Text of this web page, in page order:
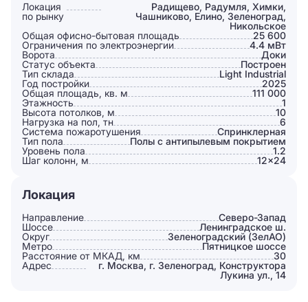
Локация
по рынку
Радищево, Радумля, Химки,
Чашниково, Елино, Зеленоград,
Никольское
Общая офисно-бытовая площадь
25 600
Ограничения по электроэнергии
4.4 мВт
Ворота
Доки
Статус объекта
Построен
Тип склада
Light Industrial
Год постройки
2025
Общая площадь, кв. м
111 000
Этажность
1
Высота потолков, м
10
Нагрузка на пол, тн
6
Система пожаротушения
Спринклерная
Тип пола
Полы с антипылевым покрытием
Уровень пола
1.2
Шаг колонн, м
12×24
Локация
Направление
Северо-Запад
Шоссе
Ленинградское ш.
Округ
Зеленоградский (ЗелАО)
Метро
Пятницкое шоссе
Расстояние от МКАД, км
30
Адрес
г. Москва, г. Зеленоград, Конструктора
Лукина ул., 14